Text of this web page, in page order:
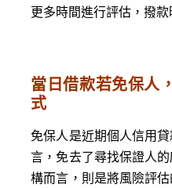
更多時間進行評估，撥
當日借款若免保人
式
免保人是近期個人信用
言，免去了尋找保證人
構而言，則是將風險評